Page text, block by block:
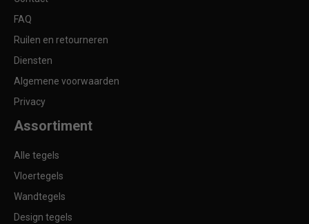
FAQ
Ruilen en retourneren
Diensten
Algemene voorwaarden
Privacy
Assortiment
Alle tegels
Vloertegels
Wandtegels
Design tegels